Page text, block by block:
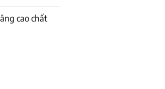
cao chất